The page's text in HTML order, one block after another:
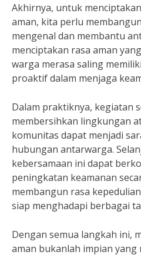
Akhirnya, untuk
aman, kita perlu
mengenal dan membantu
menciptakan rasa aman
warga merasa saling
proaktif dalam menjaga
Dalam praktiknya, kegiatan
membersihkan lingkungan
komunitas dapat menjadi
hubungan antarwarga.
kebersamaan ini dapat
peningkatan keamanan
membangun rasa
siap menghadapi berbagai
Dengan semua langkah ini,
aman bukanlah impian yang